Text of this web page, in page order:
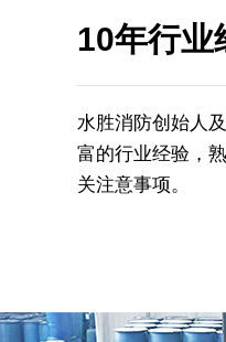
10年行业
水胜消防创始人
富的行业经验，
关注意事项。